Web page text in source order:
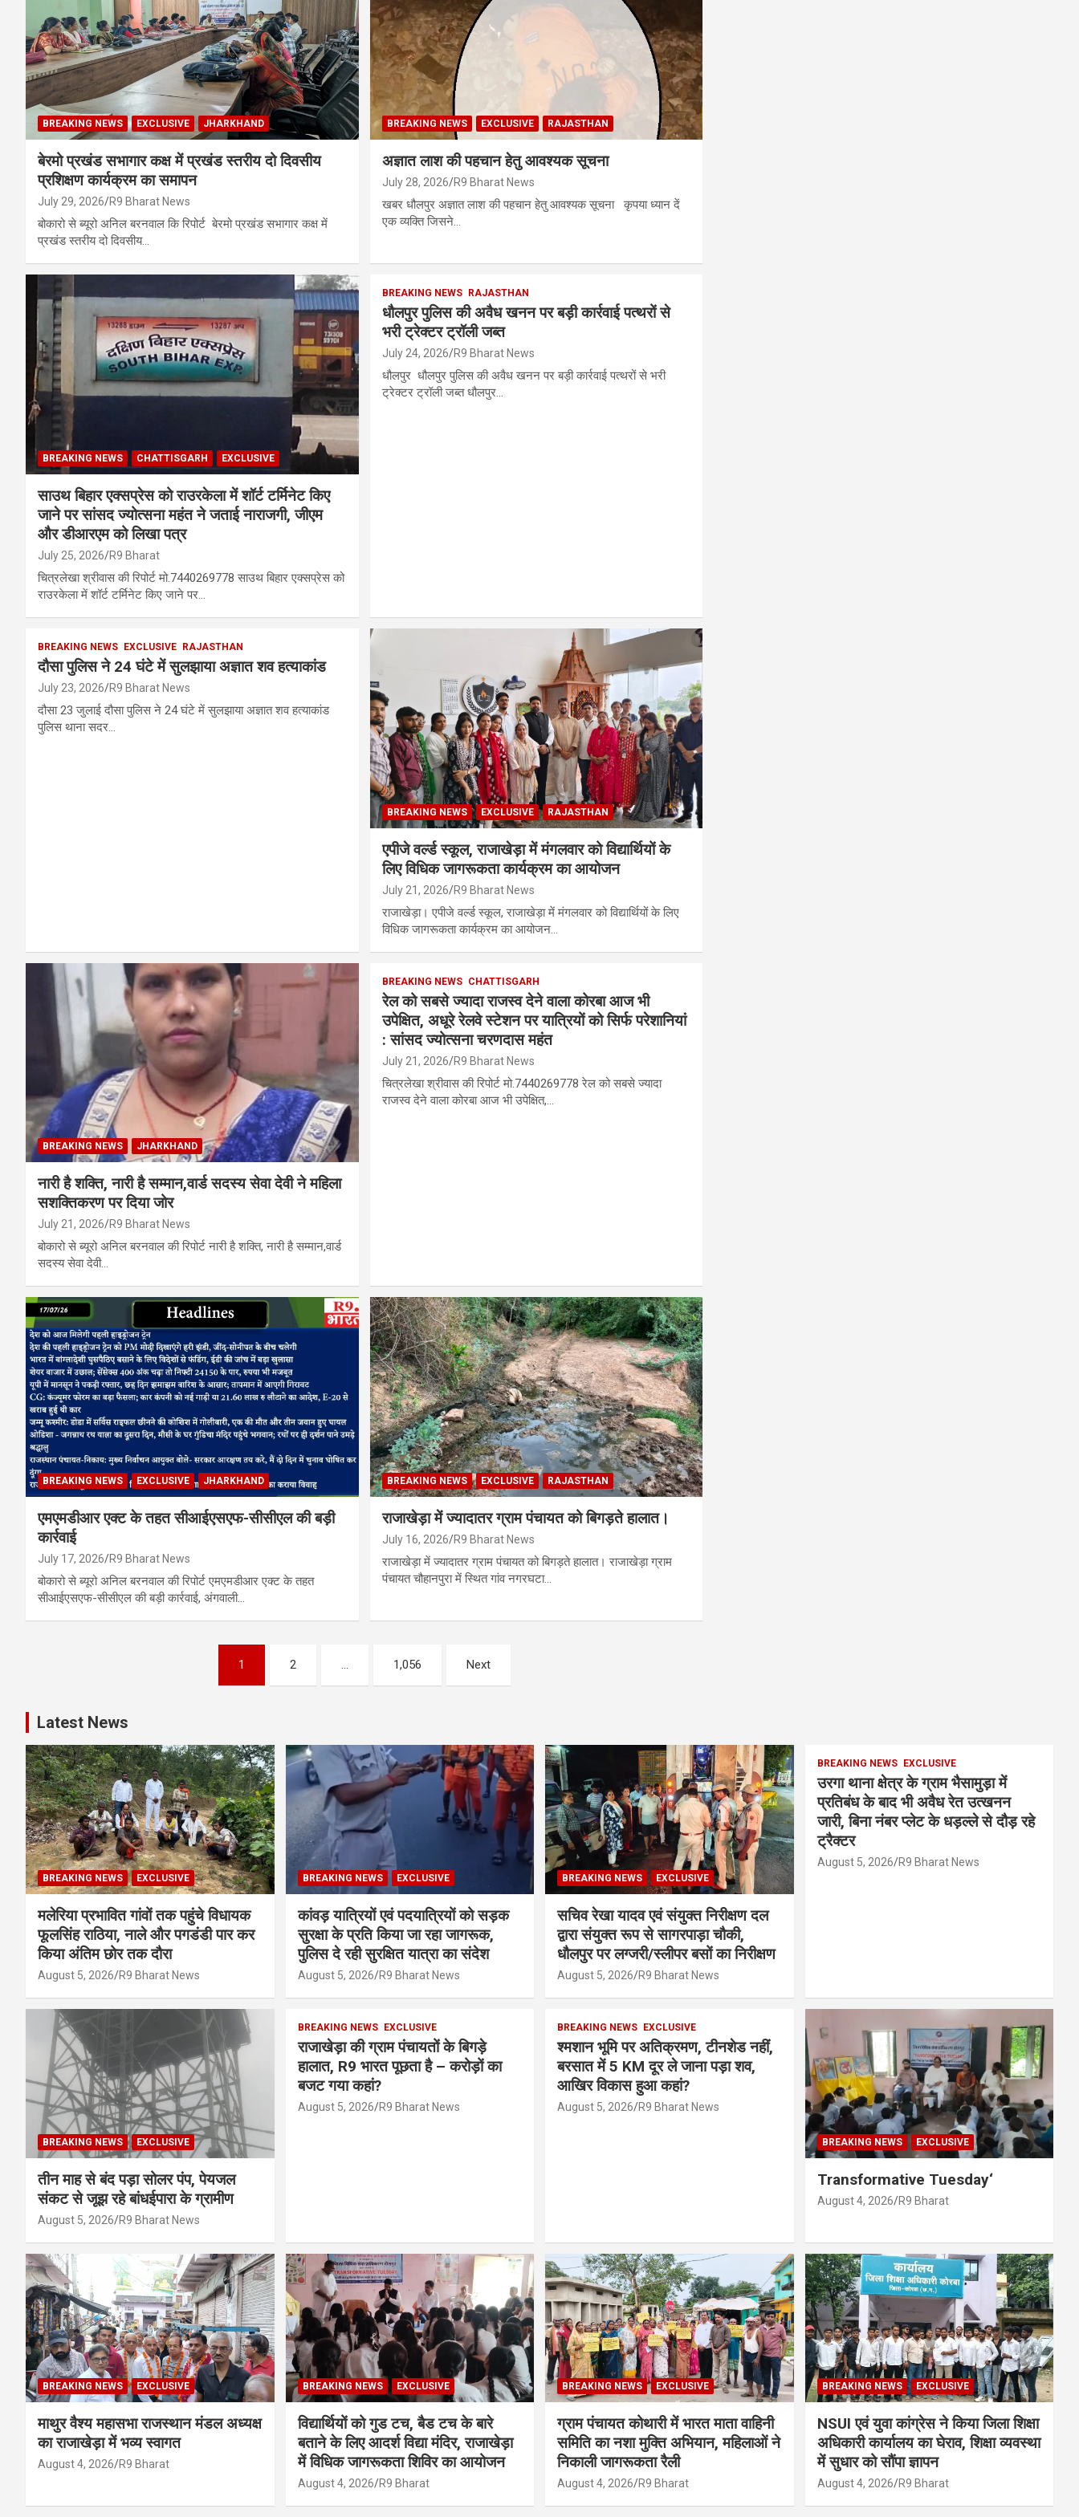
BREAKING NEWS EXCLUSIVE JHARKHAND
बेरमो प्रखंड सभागार कक्ष में प्रखंड स्तरीय दो दिवसीय
प्रशिक्षण कार्यक्रम का समापन
July 29, 2026 R9 Bharat News
बोकारो से ब्यूरो अनिल बरनवाल कि रिपोर्ट बेरमो प्रखंड सभागार कक्ष में
प्रखंड स्तरीय दो दिवसीय…
BREAKING NEWS EXCLUSIVE RAJASTHAN
अज्ञात लाश की पहचान हेतु आवश्यक सूचना
July 28, 2026 R9 Bharat News
खबर धौलपुर अज्ञात लाश की पहचान हेतु आवश्यक सूचना कृपया ध्यान दें
एक व्यक्ति जिसने…
BREAKING NEWS CHATTISGARH EXCLUSIVE
साउथ बिहार एक्सप्रेस को राउरकेला में शॉर्ट टर्मिनेट किए
जाने पर सांसद ज्योत्सना महंत ने जताई नाराजगी, जीएम
और डीआरएम को लिखा पत्र
July 25, 2026 R9 Bharat
चित्रलेखा श्रीवास की रिपोर्ट मो.7440269778 साउथ बिहार एक्सप्रेस को
राउरकेला में शॉर्ट टर्मिनेट किए जाने पर…
BREAKING NEWS RAJASTHAN
धौलपुर पुलिस की अवैध खनन पर बड़ी कार्रवाई पत्थरों से
भरी ट्रेक्टर ट्रॉली जब्त
July 24, 2026 R9 Bharat News
धौलपुर धौलपुर पुलिस की अवैध खनन पर बड़ी कार्रवाई पत्थरों से भरी
ट्रेक्टर ट्रॉली जब्त धौलपुर…
BREAKING NEWS EXCLUSIVE RAJASTHAN
दौसा पुलिस ने 24 घंटे में सुलझाया अज्ञात शव हत्याकांड
July 23, 2026 R9 Bharat News
दौसा 23 जुलाई दौसा पुलिस ने 24 घंटे में सुलझाया अज्ञात शव हत्याकांड
पुलिस थाना सदर…
BREAKING NEWS EXCLUSIVE RAJASTHAN
एपीजे वर्ल्ड स्कूल, राजाखेड़ा में मंगलवार को विद्यार्थियों के
लिए विधिक जागरूकता कार्यक्रम का आयोजन
July 21, 2026 R9 Bharat News
राजाखेड़ा। एपीजे वर्ल्ड स्कूल, राजाखेड़ा में मंगलवार को विद्यार्थियों के लिए
विधिक जागरूकता कार्यक्रम का आयोजन…
BREAKING NEWS JHARKHAND
नारी है शक्ति, नारी है सम्मान,वार्ड सदस्य सेवा देवी ने महिला
सशक्तिकरण पर दिया जोर
July 21, 2026 R9 Bharat News
बोकारो से ब्यूरो अनिल बरनवाल की रिपोर्ट नारी है शक्ति, नारी है सम्मान,वार्ड
सदस्य सेवा देवी…
BREAKING NEWS CHATTISGARH
रेल को सबसे ज्यादा राजस्व देने वाला कोरबा आज भी
उपेक्षित, अधूरे रेलवे स्टेशन पर यात्रियों को सिर्फ परेशानियां
: सांसद ज्योत्सना चरणदास महंत
July 21, 2026 R9 Bharat News
चित्रलेखा श्रीवास की रिपोर्ट मो.7440269778 रेल को सबसे ज्यादा
राजस्व देने वाला कोरबा आज भी उपेक्षित,…
BREAKING NEWS EXCLUSIVE JHARKHAND
एमएमडीआर एक्ट के तहत सीआईएसएफ-सीसीएल की बड़ी
कार्रवाई
July 17, 2026 R9 Bharat News
बोकारो से ब्यूरो अनिल बरनवाल की रिपोर्ट एमएमडीआर एक्ट के तहत
सीआईएसएफ-सीसीएल की बड़ी कार्रवाई, अंगवाली…
BREAKING NEWS EXCLUSIVE RAJASTHAN
राजाखेड़ा में ज्यादातर ग्राम पंचायत को बिगड़ते हालात।
July 16, 2026 R9 Bharat News
राजाखेड़ा में ज्यादातर ग्राम पंचायत को बिगड़ते हालात। राजाखेड़ा ग्राम
पंचायत चौहानपुरा में स्थित गांव नगरघटा…
1 2 … 1,056 Next
Latest News
BREAKING NEWS EXCLUSIVE
मलेरिया प्रभावित गांवों तक पहुंचे विधायक
फूलसिंह राठिया, नाले और पगडंडी पार कर
किया अंतिम छोर तक दौरा
August 5, 2026 R9 Bharat News
BREAKING NEWS EXCLUSIVE
कांवड़ यात्रियों एवं पदयात्रियों को सड़क
सुरक्षा के प्रति किया जा रहा जागरूक,
पुलिस दे रही सुरक्षित यात्रा का संदेश
August 5, 2026 R9 Bharat News
BREAKING NEWS EXCLUSIVE
सचिव रेखा यादव एवं संयुक्त निरीक्षण दल
द्वारा संयुक्त रूप से सागरपाड़ा चौकी,
धौलपुर पर लग्जरी/स्लीपर बसों का निरीक्षण
August 5, 2026 R9 Bharat News
BREAKING NEWS EXCLUSIVE
उरगा थाना क्षेत्र के ग्राम भैसामुड़ा में
प्रतिबंध के बाद भी अवैध रेत उत्खनन
जारी, बिना नंबर प्लेट के धड़ल्ले से दौड़ रहे
ट्रैक्टर
August 5, 2026 R9 Bharat News
BREAKING NEWS EXCLUSIVE
तीन माह से बंद पड़ा सोलर पंप, पेयजल
संकट से जूझ रहे बांधईपारा के ग्रामीण
August 5, 2026 R9 Bharat News
BREAKING NEWS EXCLUSIVE
राजाखेड़ा की ग्राम पंचायतों के बिगड़े
हालात, R9 भारत पूछता है – करोड़ों का
बजट गया कहां?
August 5, 2026 R9 Bharat News
BREAKING NEWS EXCLUSIVE
श्मशान भूमि पर अतिक्रमण, टीनशेड नहीं,
बरसात में 5 KM दूर ले जाना पड़ा शव,
आखिर विकास हुआ कहां?
August 5, 2026 R9 Bharat News
BREAKING NEWS EXCLUSIVE
Transformative Tuesday‘
August 4, 2026 R9 Bharat
BREAKING NEWS EXCLUSIVE
माथुर वैश्य महासभा राजस्थान मंडल अध्यक्ष
का राजाखेड़ा में भव्य स्वागत
August 4, 2026 R9 Bharat
BREAKING NEWS EXCLUSIVE
विद्यार्थियों को गुड टच, बैड टच के बारे
बताने के लिए आदर्श विद्या मंदिर, राजाखेड़ा
में विधिक जागरूकता शिविर का आयोजन
August 4, 2026 R9 Bharat
BREAKING NEWS EXCLUSIVE
ग्राम पंचायत कोथारी में भारत माता वाहिनी
समिति का नशा मुक्ति अभियान, महिलाओं ने
निकाली जागरूकता रैली
August 4, 2026 R9 Bharat
BREAKING NEWS EXCLUSIVE
NSUI एवं युवा कांग्रेस ने किया जिला शिक्षा
अधिकारी कार्यालय का घेराव, शिक्षा व्यवस्था
में सुधार को सौंपा ज्ञापन
August 4, 2026 R9 Bharat